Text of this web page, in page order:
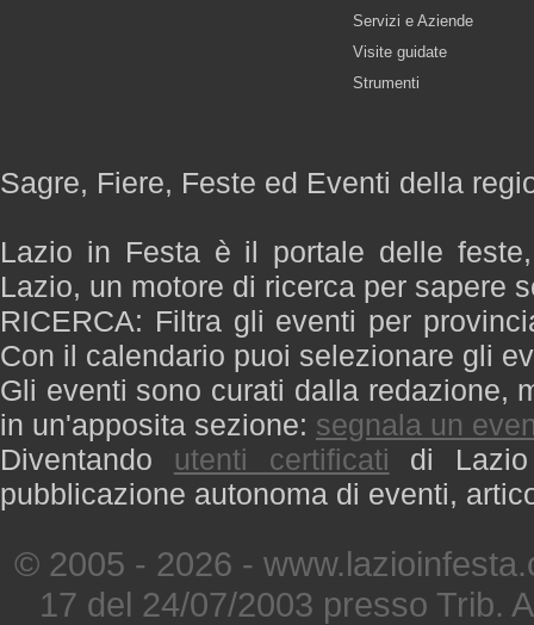
Servizi e Aziende
Visite guidate
Strumenti
Sagre, Fiere, Feste ed Eventi della
Lazio in Festa è il portale delle
Lazio, un motore di ricerca per sapere
RICERCA: Filtra gli eventi per
Con il calendario puoi selezionare gli
Gli eventi sono curati dalla redazione,
in un'apposita sezione: segnala un
Diventando utenti certificati di
pubblicazione autonoma di eventi,
© 2005 - 2026 -
17 del 24/07/2003 presso Trib.